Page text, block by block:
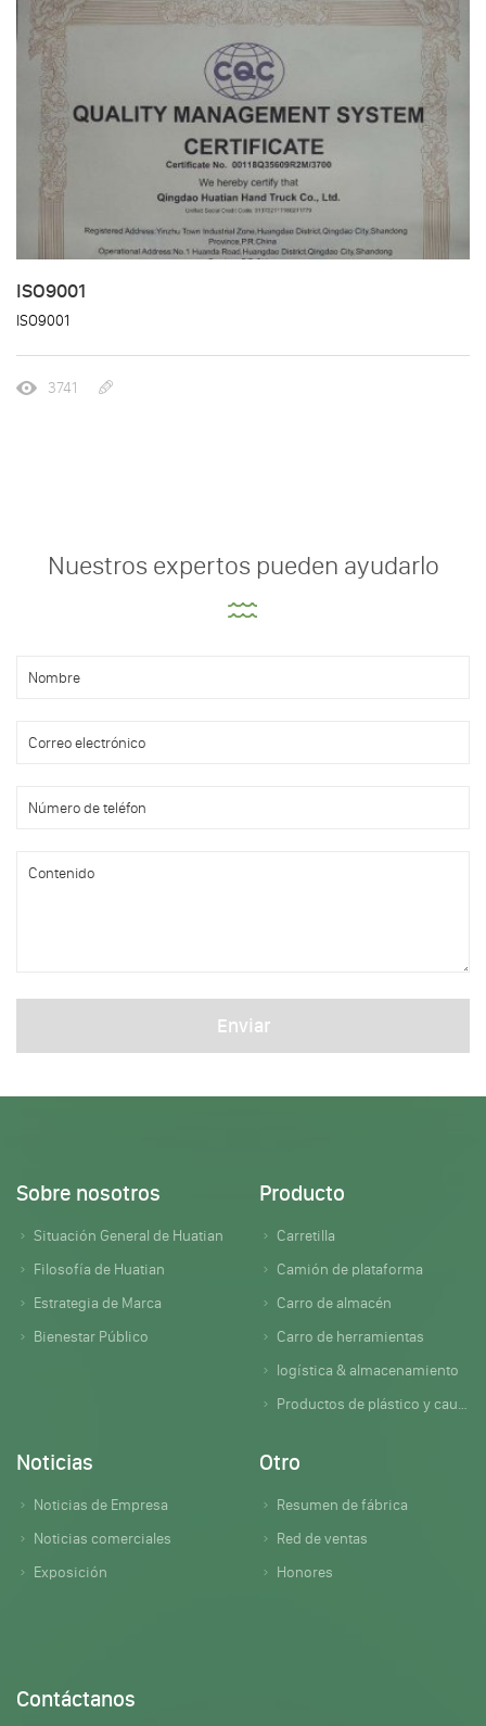
ISO9001
ISO9001
3741
Nuestros expertos pueden ayudarlo
Enviar
Sobre nosotros
Situación General de Huatian
Filosofía de Huatian
Estrategia de Marca
Bienestar Público
Producto
Carretilla
Camión de plataforma
Carro de almacén
Carro de herramientas
logística & almacenamiento
Productos de plástico y caucho
Noticias
Noticias de Empresa
Noticias comerciales
Exposición
Otro
Resumen de fábrica
Red de ventas
Honores
Contáctanos